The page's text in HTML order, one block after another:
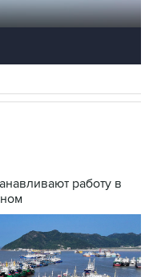
работу в